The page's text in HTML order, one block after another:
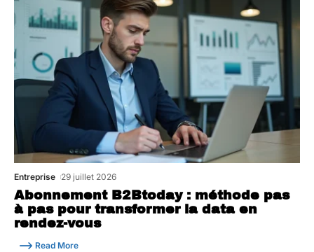
Abonnement B2Btoday : méthode pas
à pas pour transformer la data en
rendez-vous
Entreprise 29 juillet 2026
Read More